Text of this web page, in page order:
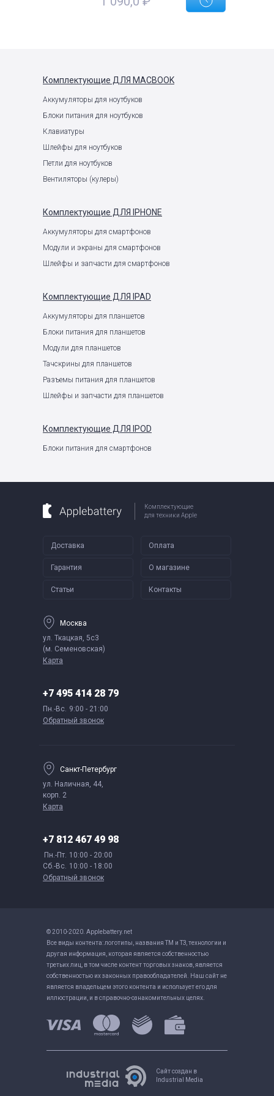
Комплектующие ДЛЯ MACBOOK
Аккумуляторы для ноутбуков
Блоки питания для ноутбуков
Клавиатуры
Шлейфы для ноутбуков
Петли для ноутбуков
Вентиляторы (кулеры)
Комплектующие ДЛЯ IPHONE
Аккумуляторы для смартфонов
Модули и экраны для смартфонов
Шлейфы и запчасти для смартфонов
Комплектующие ДЛЯ IPAD
Аккумуляторы для планшетов
Блоки питания для планшетов
Модули для планшетов
Тачскрины для планшетов
Разъемы питания для планшетов
Шлейфы и запчасти для планшетов
Комплектующие ДЛЯ IPOD
Блоки питания для смартфонов
Комплектующие
для техники Apple
Доставка Оплата
Гарантия О магазине
Статьи Контакты
Москва
ул. Ткацкая, 5с3
(м. Семеновская)
Карта
+7 495 414 28 79
Пн.-Вс. 9:00 - 21:00
Обратный звонок
Санкт-Петербург
ул. Наличная, 44,
корп. 2
Карта
+7 812 467 49 98
Пн.-Пт. 10:00 - 20:00
Сб.-Вс. 10:00 - 18:00
Обратный звонок
© 2010-2020. Applebattery.net
Все виды контента: логотипы, названия ТМ и ТЗ, технологии и
другая информация, которая является собственностью
третьих лиц, в том числе контент торговых знаков, является
собственностью их законных правообладателей. Наш сайт не
является владельцем этого контента и использует его для
иллюстрации, и в справочно-ознакомительных целях.
Сайт создан в
Industrial Media